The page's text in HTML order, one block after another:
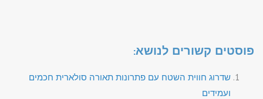
פוסטים קשורים לנושא:
שדרוג חווית השטח עם פתרונות תאורה סולארית חכמים
ועמידים